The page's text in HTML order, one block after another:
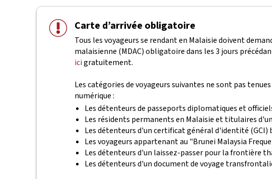
Carte d’arrivée obligatoire
Tous les voyageurs se rendant en Malaisie doivent
malaisienne (MDAC) obligatoire dans les 3 jours
icigratuitement.
Les catégories de voyageurs suivantes ne sont pas
numérique :
Les détenteurs de passeports diplomatiques et
Les résidents permanents en Malaisie et titulaires
Les détenteurs d'un certificat général d'identité (GCI)
Les voyageurs appartenant au "Brunei Malaysia
Les détenteurs d'un laissez-passer pour la frontière
Les détenteurs d'un document de voyage